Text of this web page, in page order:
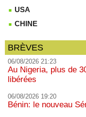
USA
CHINE
BRÈVES
06/08/2026 21:23
Au Nigeria, plus de
libérées
06/08/2026 19:20
Bénin: le nouveau